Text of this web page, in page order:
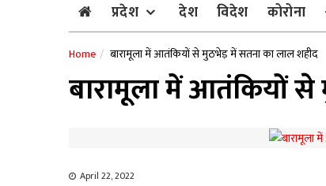
प्रदेश देश विदेश कोरोना
Home बारामूला में आतंकियों से मुठभेड़ में सतना का लाल शहीद
बारामूला में आतंकियों
April 22, 2022